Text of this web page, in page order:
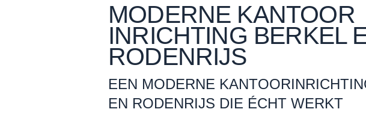
MODERNE KANTOOR
INRICHTING BERKEL
RODENRIJS
EEN MODERNE
EN RODENRIJS DIE ÉCHT WERKT